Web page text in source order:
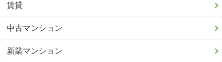
賃貸
中古マンション
新築マンション